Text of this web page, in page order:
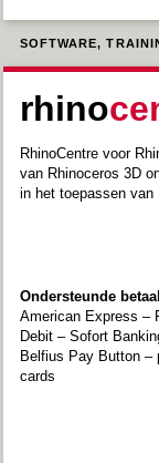
SOFTWARE,
rhino
RhinoCentre voor
van Rhinoceros 3D
in het toepassen van
Ondersteunde
American Express –
Debit – Sofort
Belfius Pay Button –
cards